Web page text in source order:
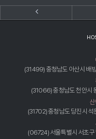
(31499) 충청남도 아산시 배
(31066) 충청남도 천안시
(31702) 충청남도 당진시 석
(06724) 서울특별시 서초